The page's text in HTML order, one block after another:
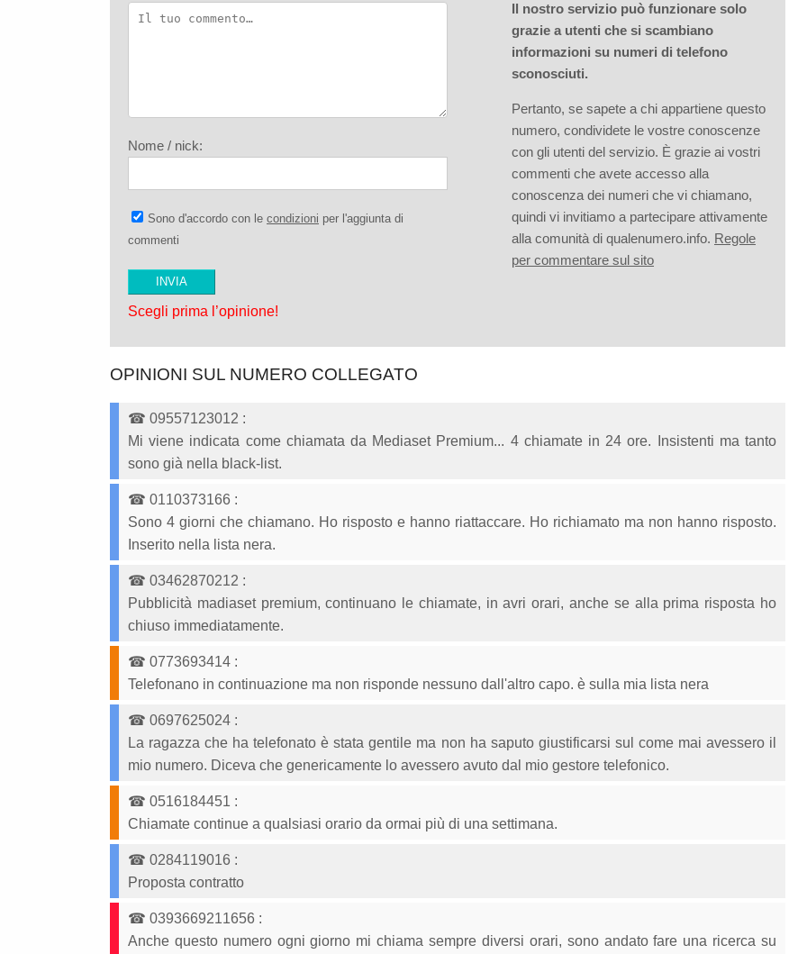
Nome / nick:
Sono d'accordo con le condizioni per l'aggiunta di
commenti
Scegli prima l’opinione!
Il nostro servizio può funzionare solo
grazie a utenti che si scambiano
informazioni su numeri di telefono
sconosciuti.
Pertanto, se sapete a chi appartiene questo
numero, condividete le vostre conoscenze
con gli utenti del servizio. È grazie ai vostri
commenti che avete accesso alla
conoscenza dei numeri che vi chiamano,
quindi vi invitiamo a partecipare attivamente
alla comunità di qualenumero.info. Regole
per commentare sul sito
OPINIONI SUL NUMERO COLLEGATO
☎ 09557123012 :
Mi viene indicata come chiamata da Mediaset Premium... 4 chiamate in 24 ore. Insistenti ma tanto
sono già nella black-list.
☎ 0110373166 :
Sono 4 giorni che chiamano. Ho risposto e hanno riattaccare. Ho richiamato ma non hanno risposto.
Inserito nella lista nera.
☎ 03462870212 :
Pubblicità madiaset premium, continuano le chiamate, in avri orari, anche se alla prima risposta ho
chiuso immediatamente.
☎ 0773693414 :
Telefonano in continuazione ma non risponde nessuno dall'altro capo. è sulla mia lista nera
☎ 0697625024 :
La ragazza che ha telefonato è stata gentile ma non ha saputo giustificarsi sul come mai avessero il
mio numero. Diceva che genericamente lo avessero avuto dal mio gestore telefonico.
☎ 0516184451 :
Chiamate continue a qualsiasi orario da ormai più di una settimana.
☎ 0284119016 :
Proposta contratto
☎ 0393669211656 :
Anche questo numero ogni giorno mi chiama sempre diversi orari, sono andato fare una ricerca su